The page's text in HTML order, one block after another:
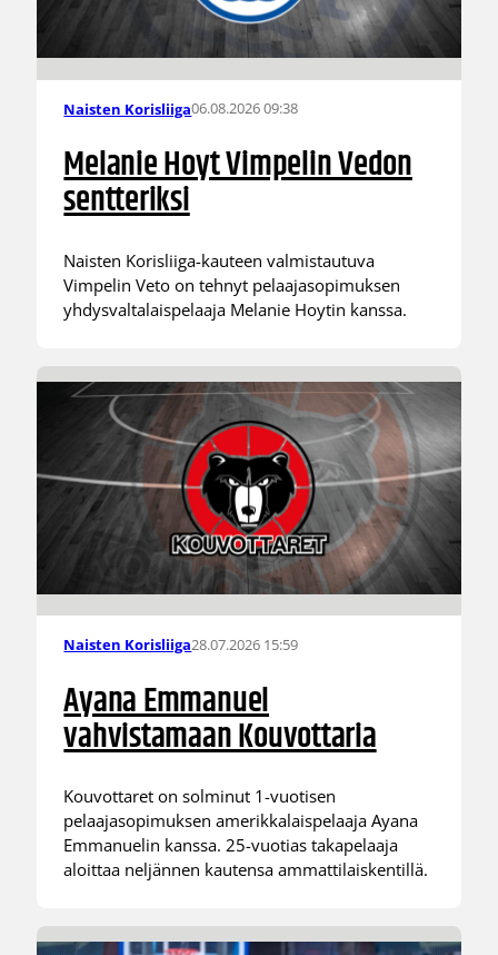
Naisten Korisliiga06.08.2026 09:38
Melanie Hoyt Vimpelin Vedon
sentteriksi
Naisten Korisliiga-kauteen valmistautuva
Vimpelin Veto on tehnyt pelaajasopimuksen
yhdysvaltalaispelaaja Melanie Hoytin kanssa.
Naisten Korisliiga28.07.2026 15:59
Ayana Emmanuel
vahvistamaan Kouvottaria
Kouvottaret on solminut 1-vuotisen
pelaajasopimuksen amerikkalaispelaaja Ayana
Emmanuelin kanssa. 25-vuotias takapelaaja
aloittaa neljännen kautensa ammattilaiskentillä.